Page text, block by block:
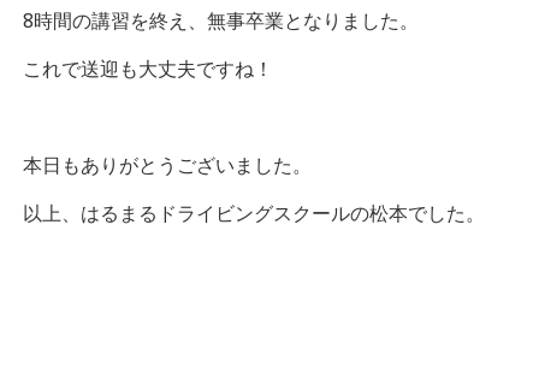
8時間の講習を終え、無事卒業となりました。
これで送迎も大丈夫ですね！
本日もありがとうございました。
以上、はるまるドライビングスクールの松本でした。